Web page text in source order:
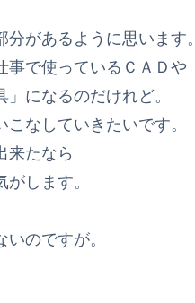
があるように思います。
事で使っているＣＡＤや
になるのだけれど。
なしていきたいです。
来たなら
します。
のですが。